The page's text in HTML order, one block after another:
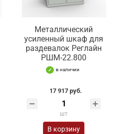
Металлический
усиленный шкаф для
раздевалок Реглайн
РШМ-22.800
в наличии
17 917 руб.
шт
В корзину